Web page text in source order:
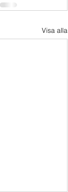
Visa alla